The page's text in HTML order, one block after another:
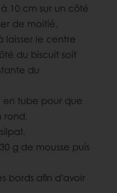
10 cm sur un côté
de moitié.
laisser le centre
du biscuit soit
du
tube pour que
rond.
g de mousse puis
bords afin d’avoir